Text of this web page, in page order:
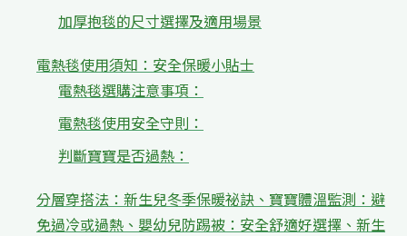
加厚抱毯的尺寸選擇及適用場景
電熱毯使用須知：安全保暖小貼士
電熱毯選購注意事項：
電熱毯使用安全守則：
判斷寶寶是否過熱：
分層穿搭法：新生兒冬季保暖祕訣、寶寶體溫監測：避
免過冷或過熱、嬰幼兒防踢被：安全舒適好選擇、新生